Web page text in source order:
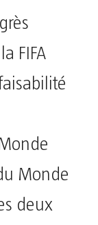
FIFA
Monde
deux